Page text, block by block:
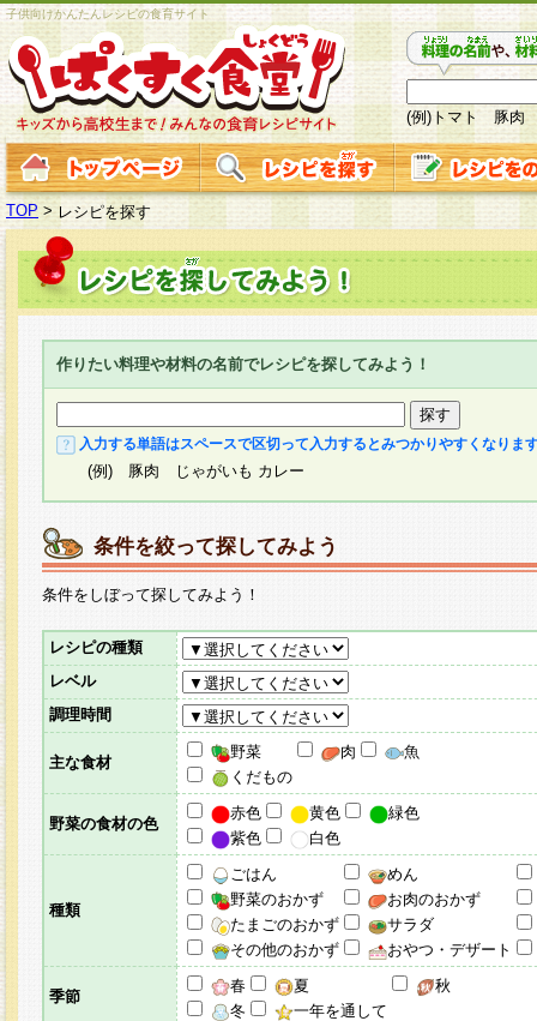
子供向けかんたんレシピの食育サイト
(例)トマト 豚肉
TOP > レシピを探す
作りたい料理や材料の名前でレシピを探してみよう！
入力する単語はスペースで区切って入力するとみつかりやすくなりま
(例) 豚肉 じゃがいも カレー
条件を絞って探してみよう
条件をしぼって探してみよう！
レシピの種類
レベル
調理時間
主な食材
野菜 肉
魚
くだもの
野菜の食材の色
赤色 黄色
緑色
紫色
白色
種類
ごはん
めん
野菜のおかず
お肉のおかず
たまごのおかず
サラダ
その他のおかず
おやつ・デザート
季節
春 夏
秋
冬
一年を通して